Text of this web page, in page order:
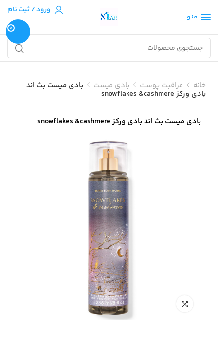
منو
ورود / ثبت نام
0
خانه مراقبت پوست بادی میست بادی میست بث اند
بادی ورکز snowflakes &cashmere
بادی میست بث اند بادی ورکز snowflakes &cashmere